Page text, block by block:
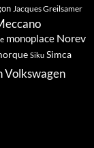
Jacques Greilsamer
monoplace Norev
Siku Simca
Volkswagen